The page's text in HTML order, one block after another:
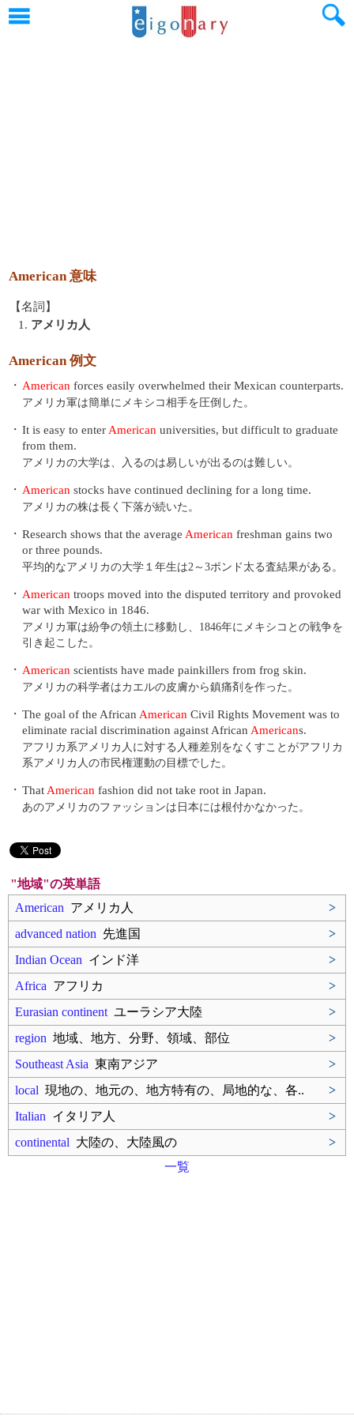
American 意味
【名詞】
1. アメリカ人
American 例文
・ American forces easily overwhelmed their Mexican counterparts.
アメリカ軍は簡単にメキシコ相手を圧倒した。
・ It is easy to enter American universities, but difficult to graduate
from them.
アメリカの大学は、入るのは易しいが出るのは難しい。
・ American stocks have continued declining for a long time.
アメリカの株は長く下落が続いた。
・ Research shows that the average American freshman gains two
or three pounds.
平均的なアメリカの大学１年生は2～3ポンド太る査結果がある。
・ American troops moved into the disputed territory and provoked
war with Mexico in 1846.
アメリカ軍は紛争の領土に移動し、1846年にメキシコとの戦争を
引き起こした。
・ American scientists have made painkillers from frog skin.
アメリカの科学者はカエルの皮膚から鎮痛剤を作った。
・ The goal of the African American Civil Rights Movement was to
eliminate racial discrimination against African Americans.
アフリカ系アメリカ人に対する人種差別をなくすことがアフリカ
系アメリカ人の市民権運動の目標でした。
・ That American fashion did not take root in Japan.
あのアメリカのファッションは日本には根付かなかった。
"地域"の英単語
American アメリカ人
>
advanced nation 先進国
>
Indian Ocean インド洋
>
Africa アフリカ
>
Eurasian continent ユーラシア大陸
>
region 地域、地方、分野、領域、部位
>
Southeast Asia 東南アジア
>
local 現地の、地元の、地方特有の、局地的な、各..
>
Italian イタリア人
>
continental 大陸の、大陸風の
>
一覧